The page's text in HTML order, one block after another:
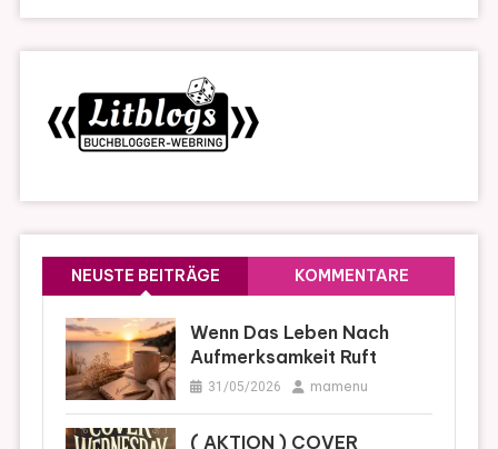
NEUSTE BEITRÄGE KOMMENTARE
Wenn Das Leben Nach
Aufmerksamkeit Ruft
31/05/2026 mamenu
( AKTION ) COVER